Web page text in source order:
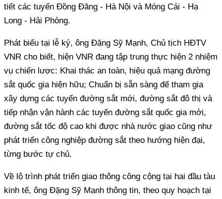
tiết các tuyến Đồng Đăng - Hà Nội và Móng Cái - Hạ
Long - Hải Phòng.
Phát biểu tại lễ ký, ông Đặng Sỹ Mạnh, Chủ tịch HĐTV
VNR cho biết, hiện VNR đang tập trung thực hiện 2 nhiệm
vụ chiến lược: Khai thác an toàn, hiệu quả mạng đường
sắt quốc gia hiện hữu; Chuẩn bị sẵn sàng để tham gia
xây dựng các tuyến đường sắt mới, đường sắt đô thị và
tiếp nhận vận hành các tuyến đường sắt quốc gia mới,
đường sắt tốc độ cao khi được nhà nước giao cũng như
phát triển công nghiệp đường sắt theo hướng hiện đại,
từng bước tự chủ.
Về lộ trình phát triển giao thông công cộng tại hai đầu tàu
kinh tế, ông Đặng Sỹ Mạnh thông tin, theo quy hoạch tại